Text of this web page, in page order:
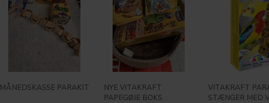
MÅNEDSKASSE PARAKIT
NYE VITAKRAFT
PAPEGØJE BOKS
VITAKRAFT
STÆNGER MED